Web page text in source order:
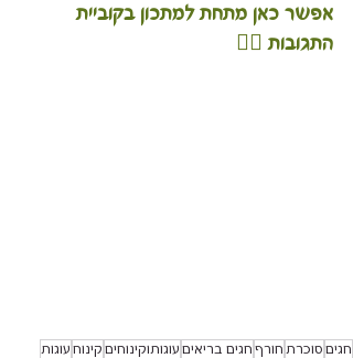
אפשר כאן מתחת למתכון בקוביית
התגובות 👇🏽
חגים סוכרת חורף חגים בריאים עוגותוקינוחים קינוח עוגות